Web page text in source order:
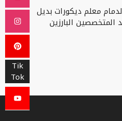
Tik
Tok
معلم ديكورات بديل
المتخصصين البارزين